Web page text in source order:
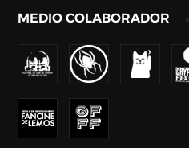
MEDIO COLABORADOR